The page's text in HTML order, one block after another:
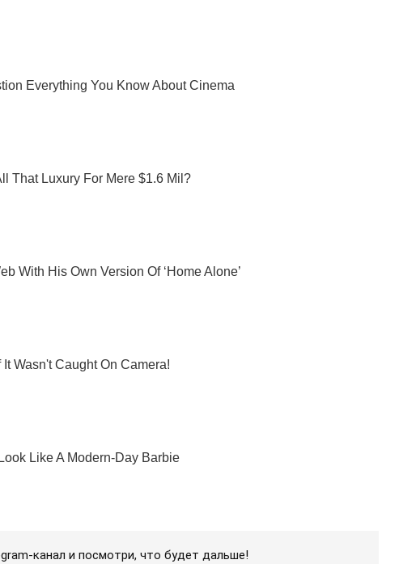
канал и посмотри, что будет дальше!